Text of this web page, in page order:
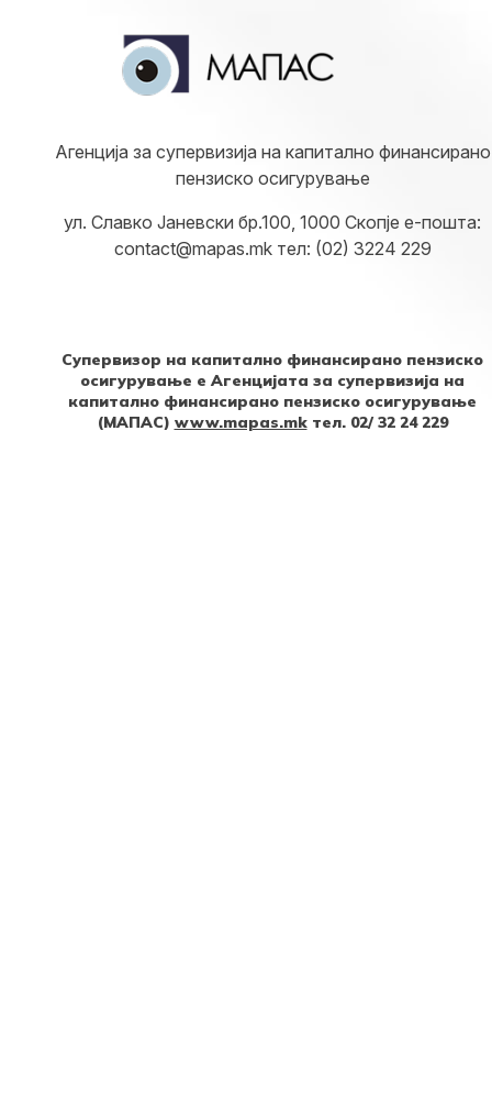
Агенција за супервизија на капитално финансирано
пензиско осигурување
ул. Славко Јаневски бр.100, 1000 Скопје е-пошта:
contact@mapas.mk тел: (02) 3224 229
Супервизор на капитално финансирано пензиско
осигурување е Агенцијата за супервизија на
капитално финансирано пензиско осигурување
(МАПАС) www.mapas.mkтел. 02/ 32 24 229